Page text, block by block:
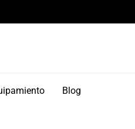
Componentes de
Blog